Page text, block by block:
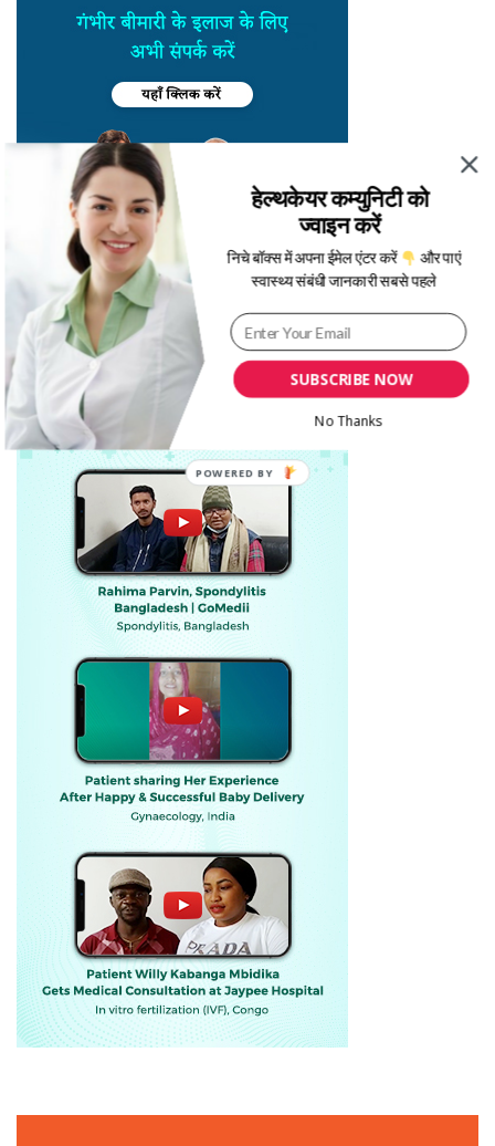
SUBSCRIBE NOW
हेल्थकेयर कम्युनिटी को
ज्वाइन करें
निचे बॉक्स में अपना ईमेल एंटर करें और पाएं
स्वास्थ्य संबंधी जानकारी सबसे पहले
No Thanks